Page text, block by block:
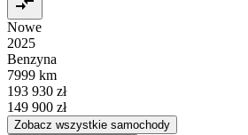
Nowe
2025
Benzyna
7999 km
193 930 zł
149 900 zł
Zobacz wszystkie samochody